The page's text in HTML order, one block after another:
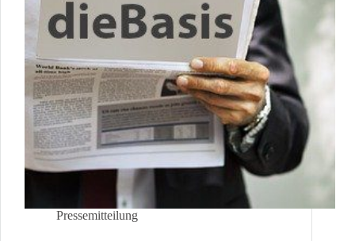
Pressemitteilung